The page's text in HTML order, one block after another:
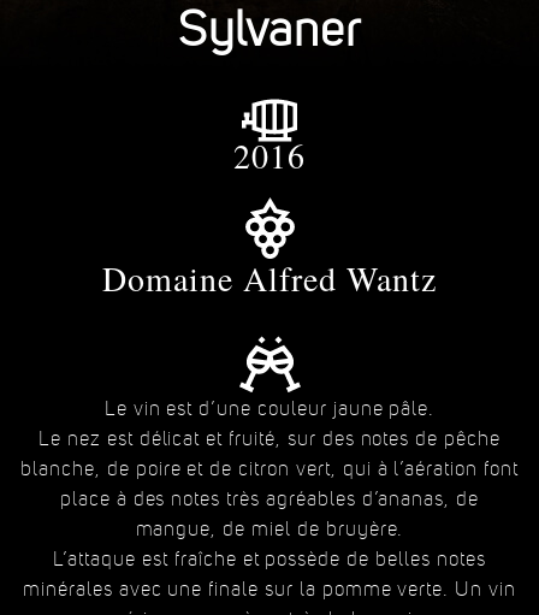
Sylvaner
2016
Domaine Alfred Wantz
Le vin est d’une couleur jaune pâle.
Le nez est délicat et fruité, sur des notes de pêche
blanche, de poire et de citron vert, qui à l’aération font
place à des notes très agréables d’ananas, de
mangue, de miel de bruyère.
L’attaque est fraîche et possède de belles notes
minérales avec une finale sur la pomme verte. Un vin